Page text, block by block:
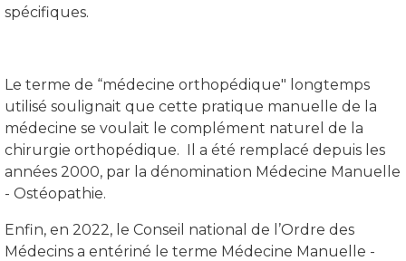
spécifiques.
Le terme de “médecine orthopédique" longtemps
utilisé soulignait que cette pratique manuelle de la
médecine se voulait le complément naturel de la
chirurgie orthopédique. Il a été remplacé depuis les
années 2000, par la dénomination Médecine Manuelle
- Ostéopathie.
Enfin, en 2022, le Conseil national de l’Ordre des
Médecins a entériné le terme Médecine Manuelle -